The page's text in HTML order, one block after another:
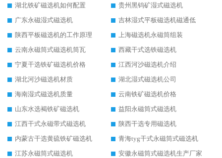
湖北铁矿磁选机如何配置
贵州黑钨矿湿式磁选机
广东永磁湿式磁选机
吉林湿式平板磁选机磁通低
陕西平板磁选机的工作原理
上海磁选机永磁筒组装
云南永磁筒式磁选机筒瓦
西藏干式选铁磁选机
宁夏干选铁矿磁选机价格
江西河沙磁选机介绍
湖北河沙磁选机材质
湖北湿式磁选机公司
海南湿式磁选机质量
云南铁矿磁选机价格
山东水选褐铁矿磁选机
益阳永磁筒式磁选机
江西干式永磁带式磁选机
陕西干选专用磁选机
内蒙古干选黄硫铁矿磁选机
青海tyg干式永磁筒式磁选机
江苏永磁筒式磁选机
安徽永磁筒式磁选机生产厂家